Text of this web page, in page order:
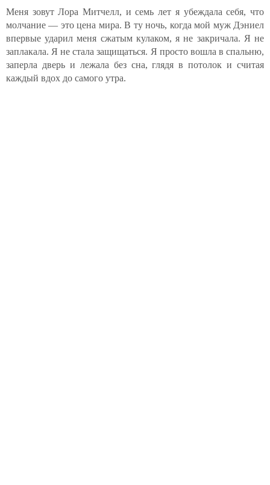
Меня зовут Лора Митчелл, и семь лет я убеждала себя, что
молчание — это цена мира. В ту ночь, когда мой муж Дэниел
впервые ударил меня сжатым кулаком, я не закричала. Я не
заплакала. Я не стала защищаться. Я просто вошла в спальню,
заперла дверь и лежала без сна, глядя в потолок и считая
каждый вдох до самого утра.